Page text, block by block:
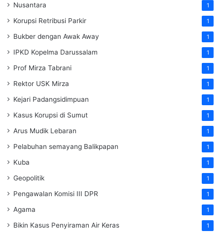
Nusantara 1
Korupsi Retribusi Parkir 1
Bukber dengan Awak Away 1
IPKD Kopelma Darussalam 1
Prof Mirza Tabrani 1
Rektor USK Mirza 1
Kejari Padangsidimpuan 1
Kasus Korupsi di Sumut 1
Arus Mudik Lebaran 1
Pelabuhan semayang Balikpapan 1
Kuba 1
Geopolitik 1
Pengawalan Komisi III DPR 1
Agama 1
Bikin Kasus Penyiraman Air Keras 1